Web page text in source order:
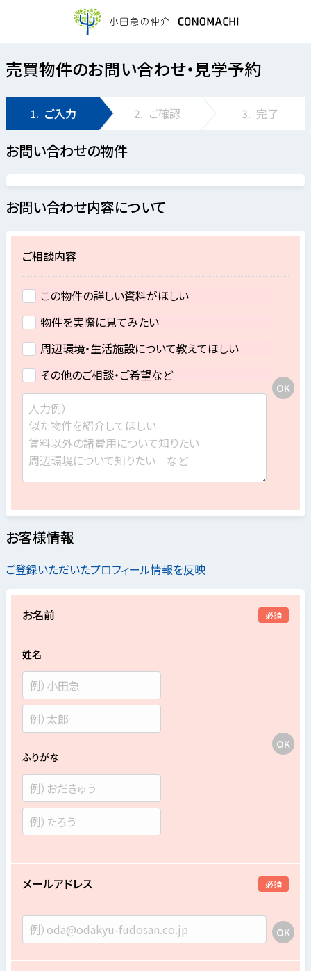
売買物件のお問い合わせ・見学予約
1. ご入力 2. ご確認 3. 完了
お問い合わせの物件
お問い合わせ内容について
ご相談内容
この物件の詳しい資料がほしい
物件を実際に見てみたい
周辺環境・生活施設について教えてほしい
その他のご相談・ご希望など
お客様情報
ご登録いただいたプロフィール情報を反映
お名前 必須
姓名
ふりがな
メールアドレス 必須